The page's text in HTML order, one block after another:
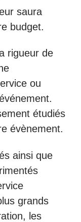
saura
budget.
rigueur de
ou
étudiés
évènement.
ainsi que
grands
les